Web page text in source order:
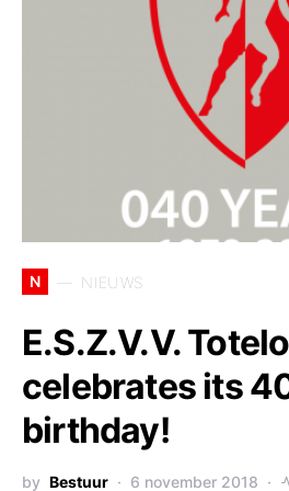
N NIEUWS
E.S.Z.V.V.
celebrates its
birthday!
by Bestuur 6 november 2018